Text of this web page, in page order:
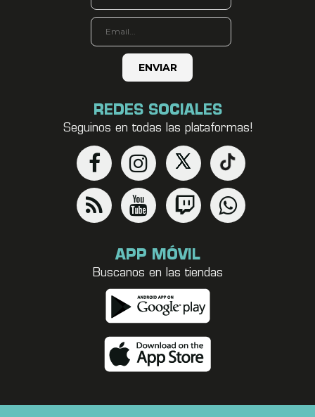
REDES SOCIALES
Seguinos en todas las plataformas!
APP MÓVIL
Buscanos en las tiendas